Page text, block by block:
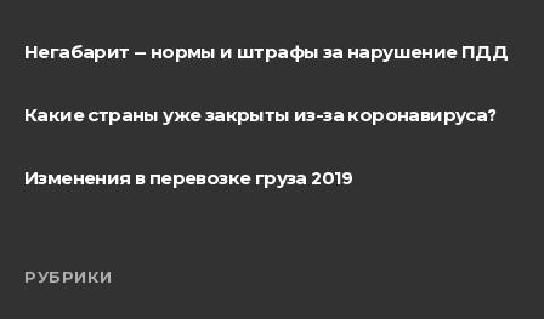
Негабарит — нормы и штрафы за нарушение ПДД
Какие страны уже закрыты из-за коронавируса?
Изменения в перевозке груза 2019
РУБРИКИ